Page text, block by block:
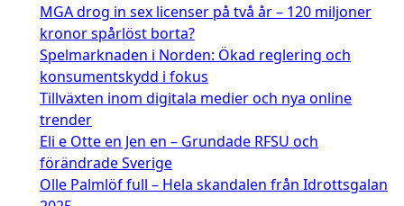
MGA drog in sex licenser på två år – 120 miljoner
kronor spårlöst borta?
Spelmarknaden i Norden: Ökad reglering och
konsumentskydd i fokus
Tillväxten inom digitala medier och nya online
trender
Eli e Otte en Jen en – Grundade RFSU och
förändrade Sverige
Olle Palmlöf full – Hela skandalen från Idrottsgalan